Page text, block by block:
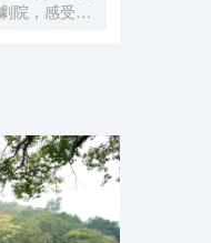
院，感受自
打造“寬敞高
您提供優質
落地窗直觀
澳大橋。中
的愉快從豐富